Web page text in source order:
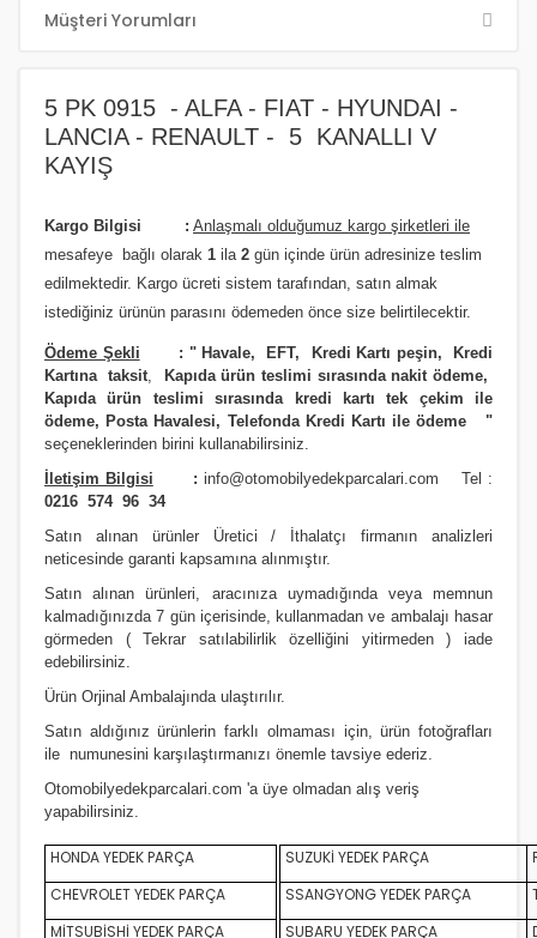
Müşteri Yorumları
5 PK 0915 - ALFA - FIAT - HYUNDAI -
LANCIA - RENAULT - 5 KANALLI V
KAYIŞ
Kargo Bilgisi : Anlaşmalı olduğumuz kargo şirketleri ile
mesafeye bağlı olarak 1 ila 2 gün içinde ürün adresinize teslim
edilmektedir. Kargo ücreti sistem tarafından, satın almak
istediğiniz ürünün parasını ödemeden önce size belirtilecektir.
Ödeme Şekli : " Havale, EFT, Kredi Kartı peşin,
Kredi
Kartına taksit,
Kapıda ürün teslimi sırasında nakit ödeme,
Kapıda ürün teslimi sırasında kredi kartı tek çekim ile
ödeme, Posta Havalesi, Telefonda Kredi Kartı ile ödeme
"
seçeneklerinden birini kullanabilirsiniz.
İletişim Bilgisi : info@otomobilyedekparcalari.com Tel :
0216 574 96 34
Satın alınan ürünler Üretici / İthalatçı firmanın analizleri
neticesinde garanti kapsamına alınmıştır.
Satın alınan ürünleri, aracınıza uymadığında veya memnun
kalmadığınızda 7 gün içerisinde, kullanmadan ve ambalajı hasar
görmeden ( Tekrar satılabilirlik özelliğini yitirmeden ) iade
edebilirsiniz.
Ürün Orjinal Ambalajında ulaştırılır.
Satın aldığınız ürünlerin farklı olmaması için, ürün fotoğrafları
ile numunesini karşılaştırmanızı önemle tavsiye ederiz.
Otomobilyedekparcalari.com 'a üye olmadan alış veriş
yapabilirsiniz.
HONDA YEDEK PARÇA SUZUKİ YEDEK PARÇA
CHEVROLET YEDEK PARÇA
SSANGYONG YEDEK PARÇA
MİTSUBİSHİ YEDEK PARÇA
SUBARU YEDEK PARÇA